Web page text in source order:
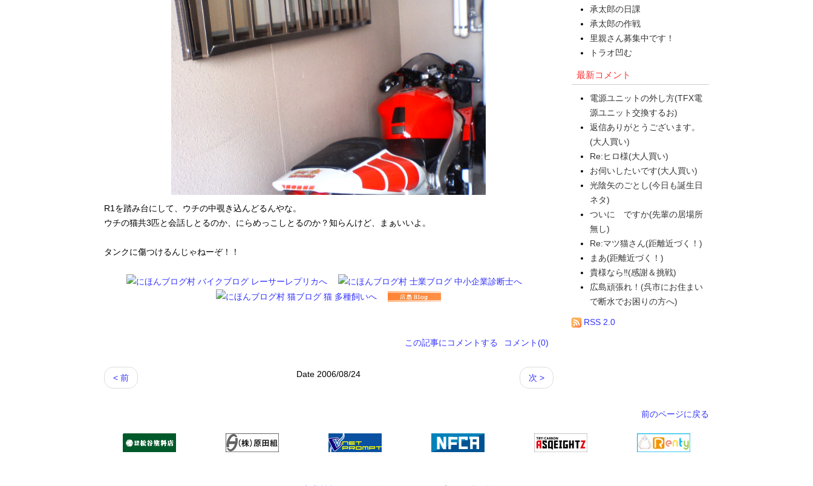
R1を踏み台にして、ウチの中覗き込んどるんやな。
ウチの猫共3匹と会話しとるのか、にらめっこしとるのか？知らんけど、まぁいいよ。
タンクに傷つけるんじゃねーぞ！！
この記事にコメントする コメント(0)
< 前 次 >
Date 2006/08/24
承太郎の日課
承太郎の作戦
里親さん募集中です！
トラオ凹む
最新コメント
電源ユニットの外し方(TFX電
源ユニット交換するお)
返信ありがとうございます。
(大人買い)
Re:ヒロ様(大人買い)
お伺いしたいです(大人買い)
光陰矢のごとし(今日も誕生日
ネタ)
ついに ですか(先輩の居場所
無し)
Re:マツ猫さん(距離近づく！)
まあ(距離近づく！)
貴様なら‼(感謝＆挑戦)
広島頑張れ！(呉市にお住まい
で断水でお困りの方へ)
RSS 2.0
前のページに戻る